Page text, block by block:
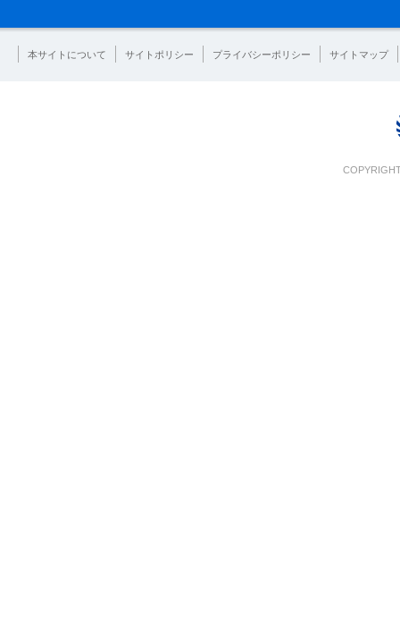
本サイトについて サイトポリシー プライバシーポリシー サイトマップ